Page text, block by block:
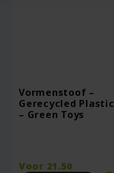
Vormenstoof –
Gerecycled Plastic
– Green Toys
Voor 21.50